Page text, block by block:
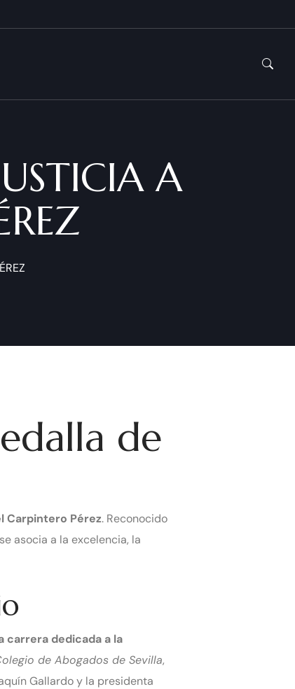
A
de
Carpintero Pérez. Reconocido
asocia a la excelencia, la
carrera dedicada a la
de Abogados de Sevilla,
Gallardo y la presidenta